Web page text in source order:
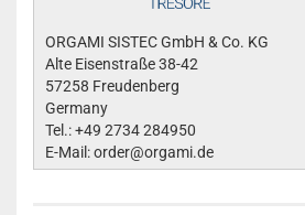
ORGAMI SISTEC GmbH & Co. KG
Alte Eisenstraße 38-42
57258 Freudenberg
Germany
Tel.: +49 2734 284950
E-Mail: order@orgami.de